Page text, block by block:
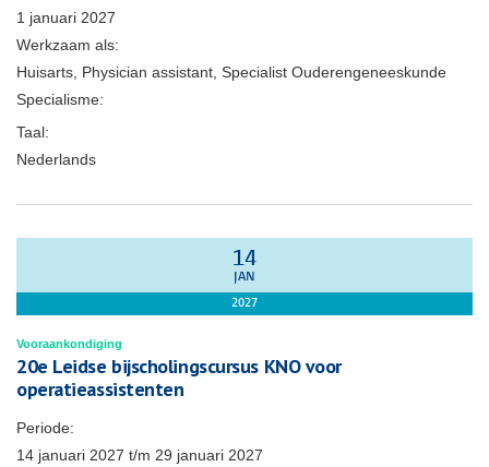
1 januari 2027
Werkzaam als:
Huisarts, Physician assistant, Specialist Ouderengeneeskunde
Specialisme:
Taal:
Nederlands
14
JAN
2027
Vooraankondiging
20e Leidse bijscholingscursus KNO voor
operatieassistenten
Periode:
14 januari 2027 t/m 29 januari 2027